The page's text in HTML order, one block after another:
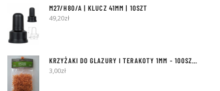
M27/H80/A | KLUCZ 41MM | 10SZT
49,20zł
KRZYŻAKI DO GLAZURY I TERAKOTY1MM - 100SZT [Z KÓŁKIEM]
3,00zł